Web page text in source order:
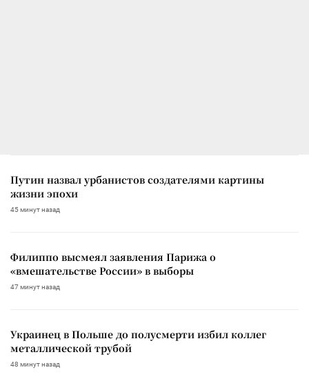
Путин назвал урбанистов создателями картины
жизни эпохи
45 минут назад
Филиппо высмеял заявления Парижа о
«вмешательстве России» в выборы
47 минут назад
Украинец в Польше до полусмерти избил коллег
металлической трубой
48 минут назад